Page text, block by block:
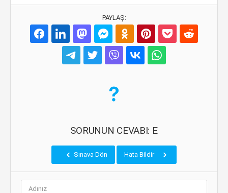
PAYLAŞ:
SORUNUN CEVABI: E
Sınava Dön Hata Bildir